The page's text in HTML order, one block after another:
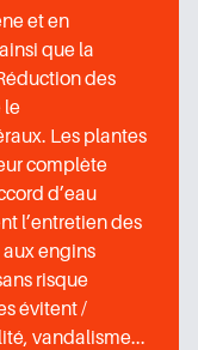
et en
que la
des
le
Les plantes
complète
d’eau
l’entretien des
engins
risque
évitent /
vandalisme...